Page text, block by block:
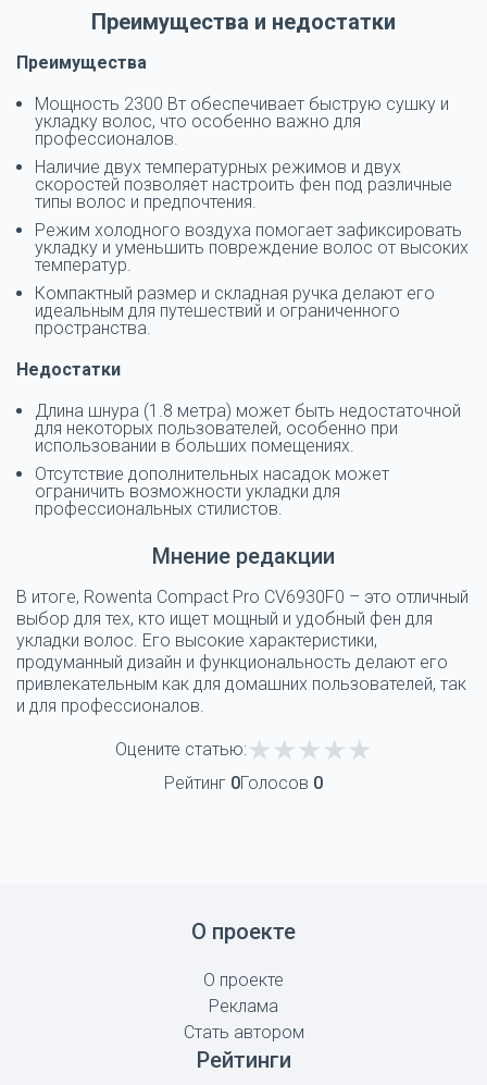
Преимущества и недостатки
Преимущества
Мощность 2300 Вт обеспечивает быструю сушку и
укладку волос, что особенно важно для
профессионалов.
Наличие двух температурных режимов и двух
скоростей позволяет настроить фен под различные
типы волос и предпочтения.
Режим холодного воздуха помогает зафиксировать
укладку и уменьшить повреждение волос от высоких
температур.
Компактный размер и складная ручка делают его
идеальным для путешествий и ограниченного
пространства.
Недостатки
Длина шнура (1.8 метра) может быть недостаточной
для некоторых пользователей, особенно при
использовании в больших помещениях.
Отсутствие дополнительных насадок может
ограничить возможности укладки для
профессиональных стилистов.
Мнение редакции
В итоге, Rowenta Compact Pro CV6930F0 – это отличный
выбор для тех, кто ищет мощный и удобный фен для
укладки волос. Его высокие характеристики,
продуманный дизайн и функциональность делают его
привлекательным как для домашних пользователей, так
и для профессионалов.
Оцените статью:
Рейтинг 0Голосов 0
О проекте
О проекте
Реклама
Стать автором
Рейтинги